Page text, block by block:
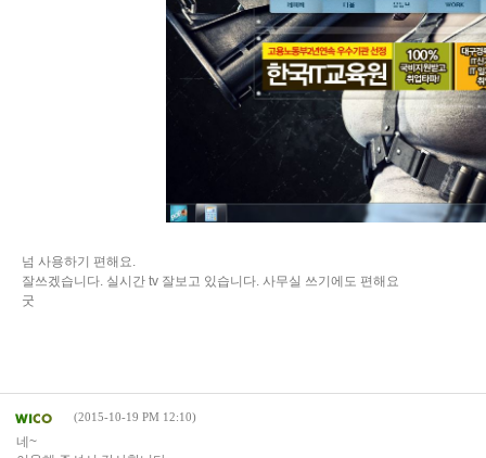
넘 사용하기 편해요.
잘쓰겠습니다. 실시간 tv 잘보고 있습니다. 사무실 쓰기에도 편해요
굿
(2015-10-19 PM 12:10)
네~